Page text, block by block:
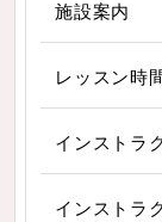
施設案内
レッスン時
インストラ
インストラ